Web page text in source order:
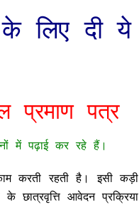
के लिए दी ये
प्रमाण पत्र
में पढ़ाई कर रहे हैं।
करती रहती है। इसी कड़ी
आवेदन प्रक्रिया